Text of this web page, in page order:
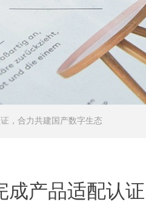
成产品适配认
，合力共建国产数字生态